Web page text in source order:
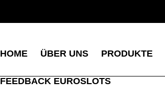
HOME ÜBER UNS PRODUKTE
FEEDBACK EUROSLOTS